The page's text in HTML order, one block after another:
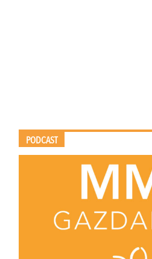
PODCAST